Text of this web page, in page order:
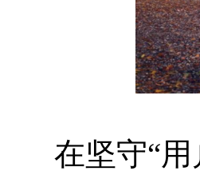
在坚守“用